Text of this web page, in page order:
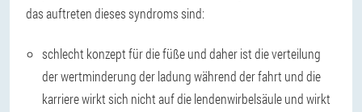
das auftreten dieses syndroms sind:
schlecht konzept für die füße und daher ist die verteilung
der wertminderung der ladung während der fahrt und die
karriere wirkt sich nicht auf die lendenwirbelsäule und wirkt